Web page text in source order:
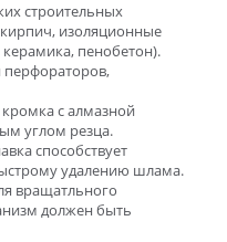
строительных
кирпич, изоляционные
пенобетон).
перфораторов,
с алмазной
углом резца.
способствует
удалению шлама.
вращатльного
должен быть